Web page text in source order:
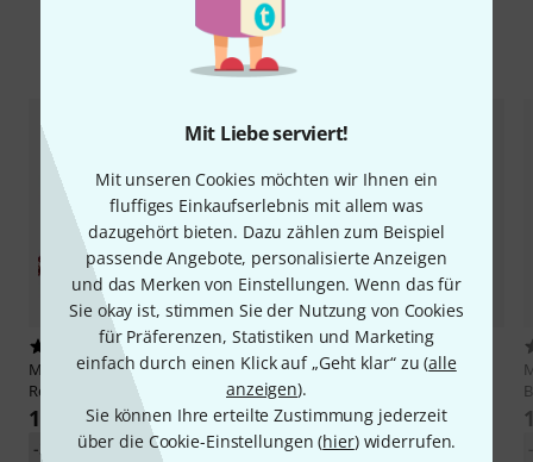
Mit Liebe serviert!
Mit unseren Cookies möchten wir Ihnen ein
fluffiges Einkaufserlebnis mit allem was
dazugehört bieten. Dazu zählen zum Beispiel
passende Angebote, personalisierte Anzeigen
und das Merken von Einstellungen. Wenn das für
Sie okay ist, stimmen Sie der Nutzung von Cookies
für Präferenzen, Statistiken und Marketing
einfach durch einen Klick auf „Geht klar“ zu (alle
anzeigen).
Sie können Ihre erteilte Zustimmung jederzeit
über die Cookie-Einstellungen (hier) widerrufen.
Alternativen vergleichen
6
Manfrotto046MCR Expan Set
Red Chain
119 €
UVP: 169,55 €
-30%
13
Manfrotto272B Background
Support 3-Sect
73 €
UVP: 111,32 €
-34%